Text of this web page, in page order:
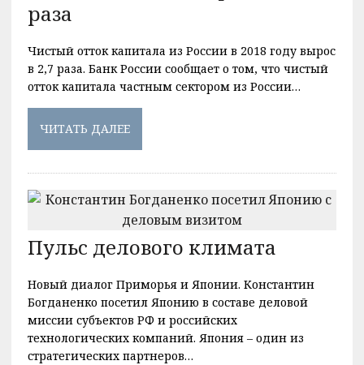
раза
Чистый отток капитала из России в 2018 году вырос
в 2,7 раза. Банк России сообщает о том, что чистый
отток капитала частным сектором из России…
ЧИТАТЬ ДАЛЕЕ
Пульс делового климата
Новый диалог Приморья и Японии. Константин
Богданенко посетил Японию в составе деловой
миссии субъектов РФ и российских
технологических компаний. Япония – один из
стратегических партнеров…